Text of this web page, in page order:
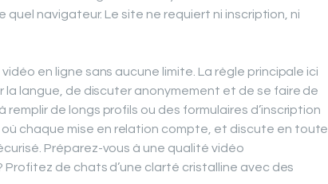
quel navigateur. Le site ne requiert ni inscription, ni
en ligne sans aucune limite. La règle principale ici
la langue, de discuter anonymement et de se faire de
remplir de longs profils ou des formulaires d’inscription
où chaque mise en relation compte, et discute en toute
Préparez-vous à une qualité vidéo
de chats d’une clarté cristalline avec des